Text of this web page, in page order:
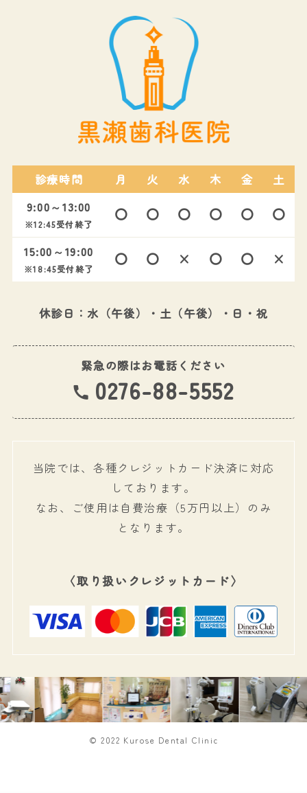
診療時間 月 火 水 木 金 土
9:00～13:00
※12:45受付終了
〇 〇 〇 〇 〇 〇
15:00～19:00
※18:45受付終了
〇 〇 × 〇 〇 ×
休診日：水（午後）・土（午後）・日・祝
緊急の際はお電話ください
0276-88-5552
当院では、各種クレジットカード決済に対応
しております。
なお、ご使用は自費治療（5万円以上）のみ
となります。
〈取り扱いクレジットカード〉
© 2022 Kurose Dental Clinic